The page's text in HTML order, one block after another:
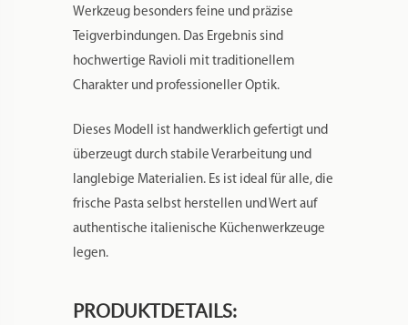
Werkzeug besonders feine und präzise
Teigverbindungen. Das Ergebnis sind
hochwertige Ravioli mit traditionellem
Charakter und professioneller Optik.
Dieses Modell ist handwerklich gefertigt und
überzeugt durch stabile Verarbeitung und
langlebige Materialien. Es ist ideal für alle, die
frische Pasta selbst herstellen und Wert auf
authentische italienische Küchenwerkzeuge
legen.
PRODUKTDETAILS: